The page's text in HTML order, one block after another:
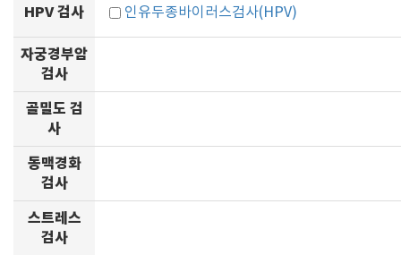
HPV 검사 인유두종바이러스검사(HPV)
자궁경부암
검사
골밀도 검
사
동맥경화
검사
스트레스
검사